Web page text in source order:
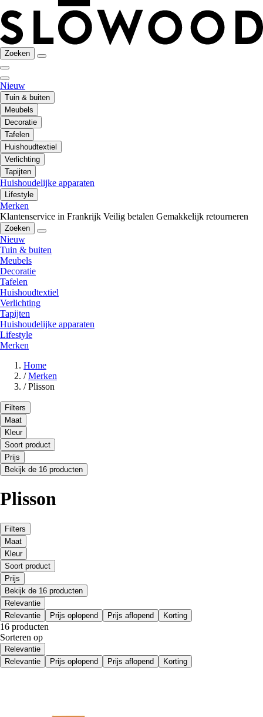
Zoeken
Nieuw
Tuin & buiten
Meubels
Decoratie
Tafelen
Huishoudtextiel
Verlichting
Tapijten
Huishoudelijke apparaten
Lifestyle
Merken
Klantenservice in Frankrijk Veilig betalen Gemakkelijk retourneren
Zoeken
Nieuw
Tuin & buiten
Meubels
Decoratie
Tafelen
Huishoudtextiel
Verlichting
Tapijten
Huishoudelijke apparaten
Lifestyle
Merken
Home
/ Merken
/ Plisson
Filters
Maat
Kleur
Soort product
Prijs
Bekijk de 16 producten
Plisson
Filters
Maat
Kleur
Soort product
Prijs
Bekijk de 16 producten
Relevantie
Relevantie
Prijs oplopend Prijs aflopend Korting
16 producten
Sorteren op
Relevantie
Relevantie
Prijs oplopend Prijs aflopend Korting